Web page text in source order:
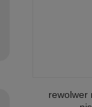
rewolwer